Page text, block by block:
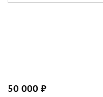
50 000 ₽